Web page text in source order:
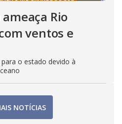
Rio
ventos e
o estado devido à
NOTÍCIAS